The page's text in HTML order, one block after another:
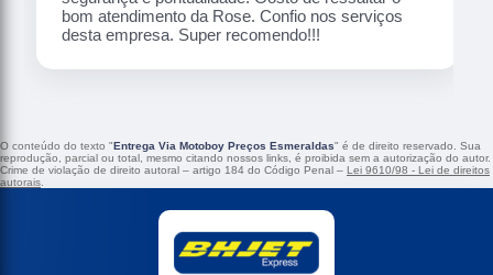
bom atendimento da Rose. Confio nos serviços
desta empresa. Super recomendo!!!
O conteúdo do texto "Entrega Via Motoboy Preços Esmeraldas" é de direito reservado. Sua
reprodução, parcial ou total, mesmo citando nossos links, é proibida sem a autorização do autor.
Crime de violação de direito autoral – artigo 184 do Código Penal – Lei 9610/98 - Lei de direitos
autorais